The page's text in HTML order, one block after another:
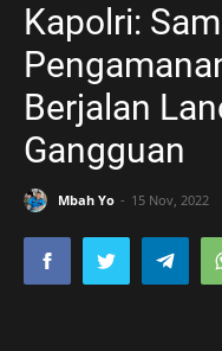
Kapolri:
Berjalan
Gangguan
Mbah Yo 15 Nov, 2022